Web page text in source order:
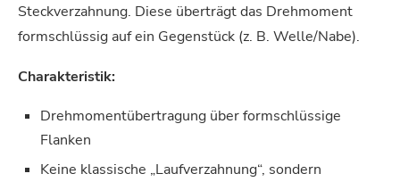
Steckverzahnung. Diese überträgt das Drehmoment
formschlüssig auf ein Gegenstück (z. B. Welle/Nabe).
Charakteristik:
Drehmomentübertragung über formschlüssige
Flanken
Keine klassische „Laufverzahnung“, sondern